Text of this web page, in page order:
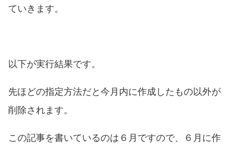
ていきます。
以下が実行結果です。
先ほどの指定方法だと今月内に作成したもの以外が
削除されます。
この記事を書いているのは６月ですので、６月に作